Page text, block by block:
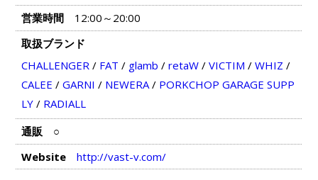
営業時間
12:00～20:00
取扱ブランド
CHALLENGER/ FAT / glamb / retaW/ VICTIM / WHIZ /
CALEE / GARNI / NEWERA/ PORKCHOP GARAGE SUPP
LY/ RADIALL
通販
○
Website
http://vast-v.com/